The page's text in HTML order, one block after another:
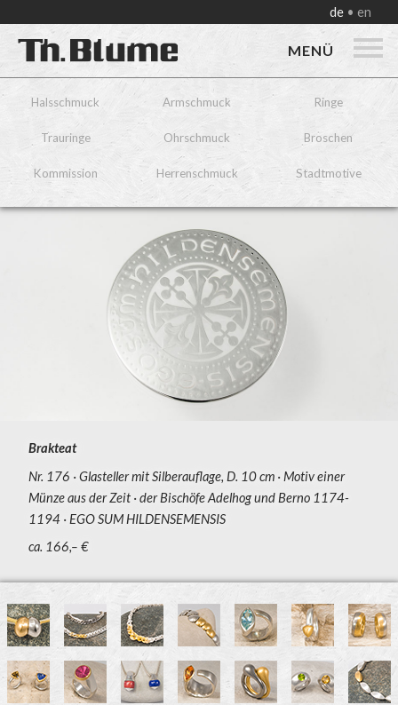
de en
MENÜ
Halsschmuck Armschmuck Ringe
Trauringe Ohrschmuck Broschen
Kommission Herrenschmuck Stadtmotive
Brakteat
Nr. 176
Glasteller mit Silberauflage, D. 10 cm Motiv einer
Münze aus der Zeit der Bischöfe Adelhog und Berno 1174-
1194 EGO SUM HILDENSEMENSIS
ca. 166,– €